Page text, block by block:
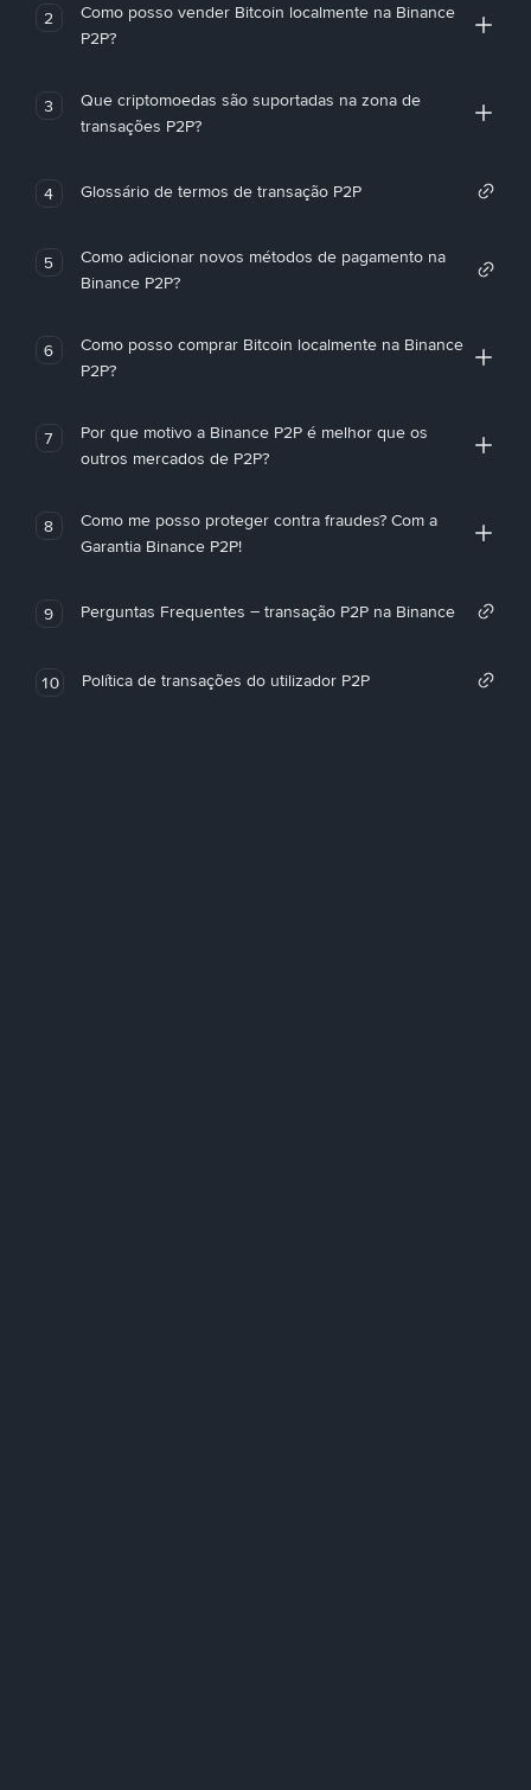
2
Como posso vender Bitcoin localmente na Binance
P2P?
3
Que criptomoedas são suportadas na zona de
transações P2P?
4 Glossário de termos de transação P2P
5
Como adicionar novos métodos de pagamento na
Binance P2P?
6
Como posso comprar Bitcoin localmente na Binance
P2P?
7
Por que motivo a Binance P2P é melhor que os
outros mercados de P2P?
8
Como me posso proteger contra fraudes? Com a
Garantia Binance P2P!
9 Perguntas Frequentes – transação P2P na Binance
10 Política de transações do utilizador P2P